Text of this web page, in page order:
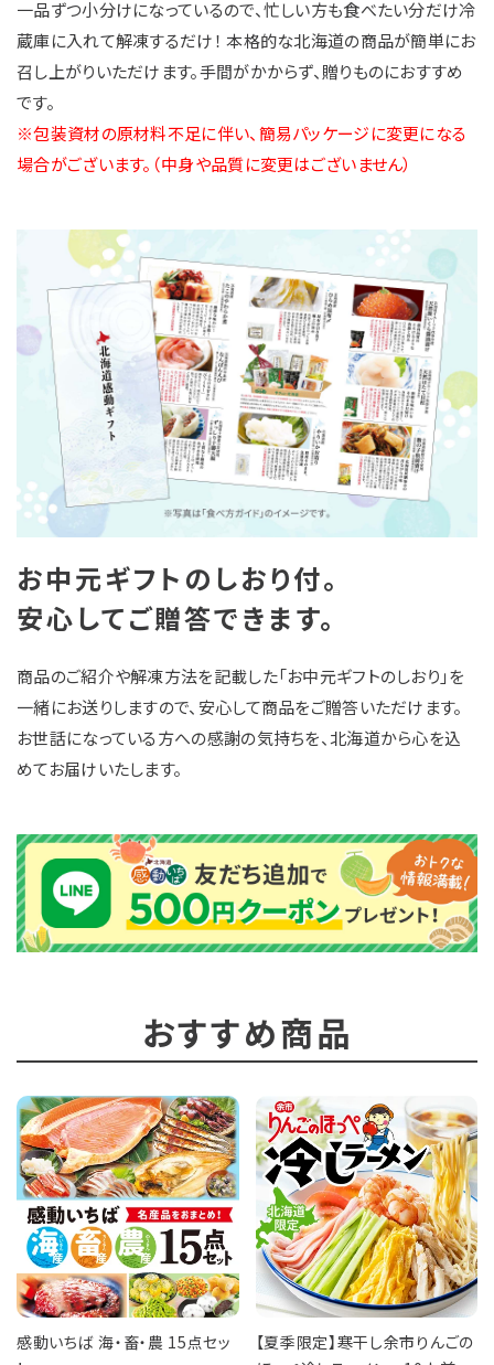
一品ずつ小分けになっているので、忙しい方も食べたい分だけ冷
蔵庫に入れて解凍するだけ！ 本格的な北海道の商品が簡単にお
召し上がりいただけます。手間がかからず、贈りものにおすすめ
です。
※包装資材の原材料不足に伴い、簡易パッケージに変更になる
場合がございます。（中身や品質に変更はございません）
お中元ギフトのしおり付。
安心してご贈答できます。
商品のご紹介や解凍方法を記載した「お中元ギフトのしおり」を
一緒にお送りしますので、安心して商品をご贈答いただけます。
お世話になっている方への感謝の気持ちを、北海道から心を込
めてお届けいたします。
おすすめ商品
感動いちば 海・畜・農 15点セッ
【夏季限定】寒干し余市りんごの